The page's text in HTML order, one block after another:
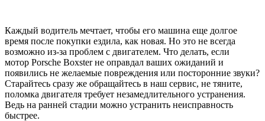
Каждый водитель мечтает, чтобы его машина еще долгое
время после покупки ездила, как новая. Но это не всегда
возможно из-за проблем с двигателем. Что делать, если
мотор Porsche Boxsterне оправдал ваших ожиданий и
появились не желаемые повреждения или посторонние звуки?
Старайтесь сразу же обращайтесь в наш сервис, не тяните,
поломка двигателя требует незамедлительного устранения.
Ведь на ранней стадии можно устранить неисправность
быстрее.